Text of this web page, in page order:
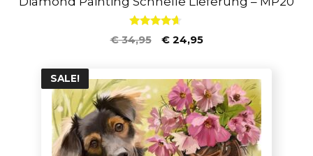
4.50
von 5
€34,95 €24,95
SALE!